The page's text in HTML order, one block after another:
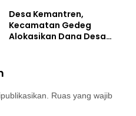
Berkelanjutan
Desa Kemantren,
Kecamatan Gedeg
Alokasikan Dana Desa
Ruas yang wajib